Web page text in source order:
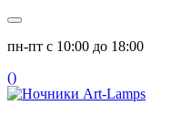
пн-пт с 10:00 до 18:00
()